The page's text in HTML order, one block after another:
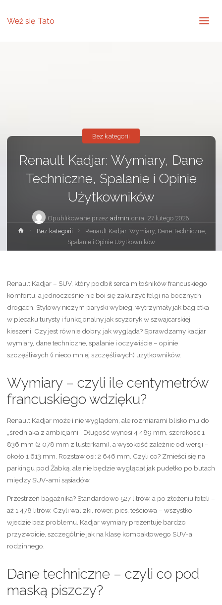
Weź się Tato
Renault Kadjar: Wymiary, Dane
Techniczne, Spalanie i Opinie
Użytkowników
Opublikowane przez admin dnia 27 lutego 2026
Bez kategorii
StronaBez kategorii
Renault Kadjar: Wymiary, Dane Techniczne,
Spalanie i Opinie Użytkowników
Renault Kadjar – SUV, który podbił serca miłośników francuskiego
komfortu, a jednocześnie nie boi się zakurzyć felgi na bocznych
drogach. Stylowy niczym paryski wybieg, wytrzymały jak bagietka
w plecaku turysty i funkcjonalny jak scyzoryk w szwajcarskiej
kieszeni. Czy jest równie dobry, jak wygląda? Sprawdzamy kadjar
wymiary, dane techniczne, spalanie i oczywiście – opinie
szczęśliwych (i nieco mniej szczęśliwych) użytkowników.
Wymiary – czyli ile centymetrów
francuskiego wdzięku?
Renault Kadjar może i nie wyglądem, ale rozmiarami blisko mu do
„średniaka z ambicjami”. Długość wynosi 4 489 mm, szerokość 1
836 mm (2 078 mm z lusterkami), a wysokość zależnie od wersji –
około 1 613 mm. Rozstaw osi: 2 646 mm. Czyli co? Zmieści się na
parkingu pod Żabką, ale nie będzie wyglądał jak pudełko po butach
między SUV-ami sąsiadów.
Przestrzeń bagażnika? Standardowo 527 litrów, a po złożeniu foteli –
aż 1 478 litrów. Czyli walizki, rower, pies, teściowa – wszystko
wjedzie bez problemu. Kadjar wymiary prezentuje bardzo
przyzwoicie, szczególnie jak na klasę kompaktowego SUV-a
rodzinnego.
Dane techniczne – czyli co pod
maską piszczy?